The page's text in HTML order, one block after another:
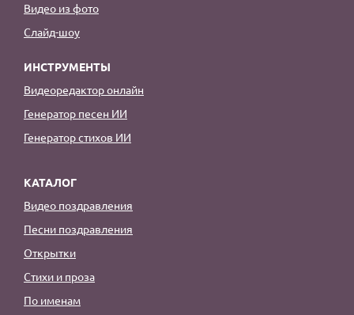
Видео из фото
Слайд-шоу
ИНСТРУМЕНТЫ
Видеоредактор онлайн
Генератор песен ИИ
Генератор стихов ИИ
КАТАЛОГ
Видео поздравления
Песни поздравления
Открытки
Стихи и проза
По именам